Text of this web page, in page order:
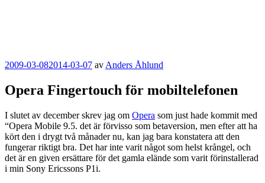
Publicerat
2009-03-082014-03-07 av Anders Åhlund
Opera Fingertouch för mobiltelefonen
I slutet av december skrev jag om Opera som just hade kommit med
“Opera Mobile 9.5. det är förvisso som betaversion, men efter att ha
kört den i drygt två månader nu, kan jag bara konstatera att den
fungerar riktigt bra. Det har inte varit något som helst krångel, och
det är en given ersättare för det gamla elände som varit förinstallerad
i min Sony Ericssons P1i.